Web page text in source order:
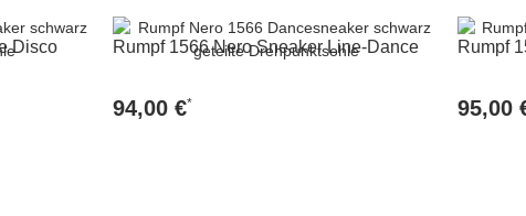
Disco
Rumpf 1566 Nero Sneaker Line-Dance
94,00 €*
Rumpf
95,00